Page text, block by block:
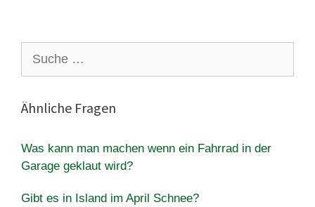
nach:
Ähnliche Fragen
Was kann man machen wenn ein Fahrrad in der
Garage geklaut wird?
Gibt es in Island im April Schnee?